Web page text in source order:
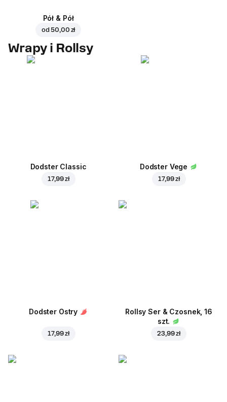
Pół & Pół
od50,00 zł
Wrapy i Rollsy
Dodster Classic
17,99 zł
Dodster Vege
17,99 zł
Dodster Ostry
17,99 zł
Rollsy Ser & Czosnek, 16
szt.
23,99 zł